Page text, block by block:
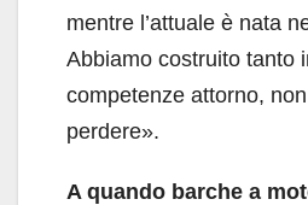
mentre l’attuale è nata
Abbiamo costruito tanto
competenze attorno,
perdere».
A quando barche a